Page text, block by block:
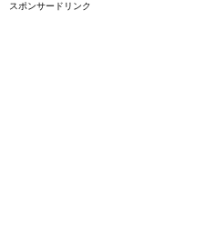
スポンサードリンク